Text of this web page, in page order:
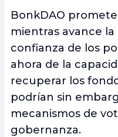
BonkDAO
mientras avance la
confianza de los
ahora de la
recuperar los
podrían sin
mecanismos de
gobernanza.